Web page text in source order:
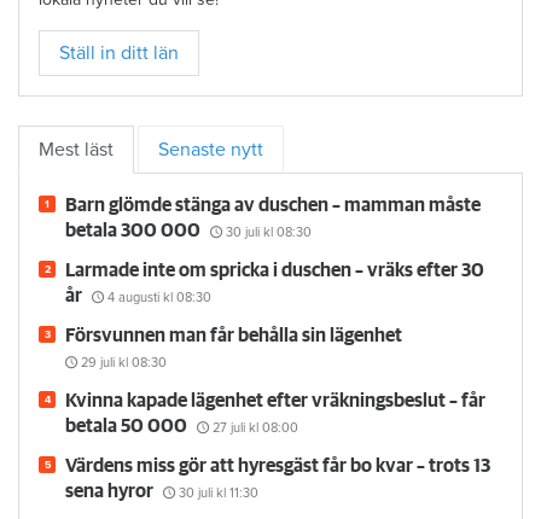
Ställ in ditt län
Mest läst Senaste nytt
Barn glömde stänga av duschen – mamman måste
betala 300 000
30 juli kl 08:30
Larmade inte om spricka i duschen – vräks efter 30
år
4 augusti kl 08:30
Försvunnen man får behålla sin lägenhet
29 juli kl 08:30
Kvinna kapade lägenhet efter vräkningsbeslut – får
betala 50 000
27 juli kl 08:00
Värdens miss gör att hyresgäst får bo kvar – trots 13
sena hyror
30 juli kl 11:30